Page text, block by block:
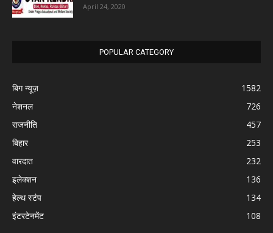
April 24, 2020
POPULAR CATEGORY
बिग न्यूज़
1582
नेशनल
726
राजनीति
457
बिहार
253
वारदात
232
इलेक्शन
136
हेल्थ स्टंप
134
इंटरटेनमेंट
108